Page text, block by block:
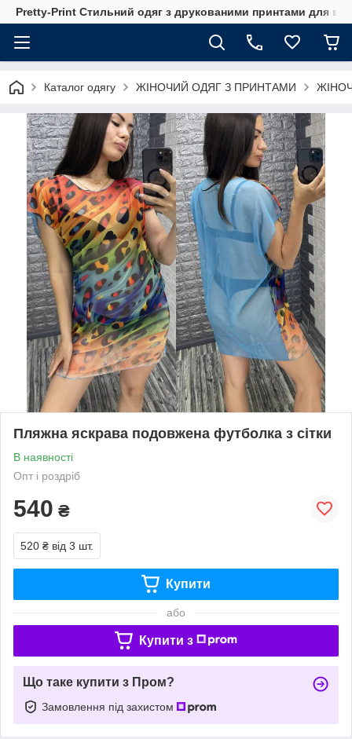
Pretty-Print Стильний одяг з друкованими принтами для
Каталог одягу ЖІНОЧИЙ ОДЯГ З ПРИНТАМИ
Пляжна яскрава подовжена футболка з сітки
В наявності
Опт і роздріб
540 ₴
520 ₴ від 3 шт.
Купити
або
Купити з
Що таке купити з Пром?
Замовлення під захистом